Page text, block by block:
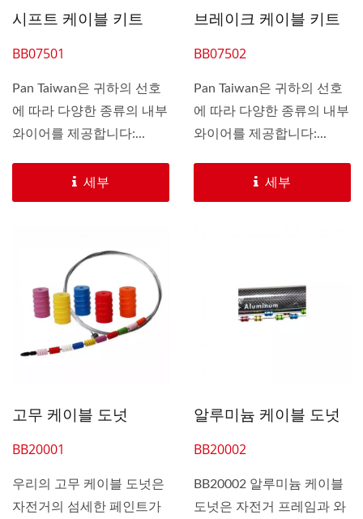
시프트 케이블 키트
BB07501
Pan Taiwan은 귀하의 선호
에 따라 다양한 종류의 내부
와이어를 제공합니다:...
세부
브레이크 케이블 키트
BB07502
Pan Taiwan은 귀하의 선호
에 따라 다양한 종류의 내부
와이어를 제공합니다:...
세부
고무 케이블 도넛
BB20001
우리의 고무 케이블 도넛은
자전거의 섬세한 페인트가
알루미늄 케이블 도넛
BB20002
BB20002 알루미늄 케이블
도넛은 자전거 프레임과 와